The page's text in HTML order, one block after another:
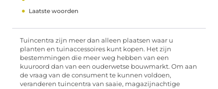
Laatste woorden
Tuincentra zijn meer dan alleen plaatsen waar u
planten en tuinaccessoires kunt kopen. Het zijn
bestemmingen die meer weg hebben van een
kuuroord dan van een ouderwetse bouwmarkt. Om aan
de vraag van de consument te kunnen voldoen,
veranderen tuincentra van saaie, magazijnachtige